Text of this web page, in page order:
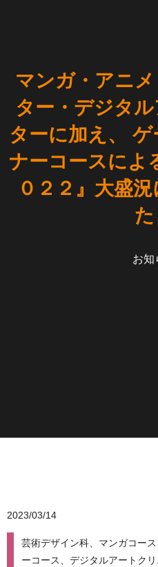
マンガ・アニ
ター・デジタ
ターに加え、
ナーコースによ
０２２』大盛
た
お知
2023/03/14
芸術デザイン科、マンガコー
ーコース、デジタルアートク